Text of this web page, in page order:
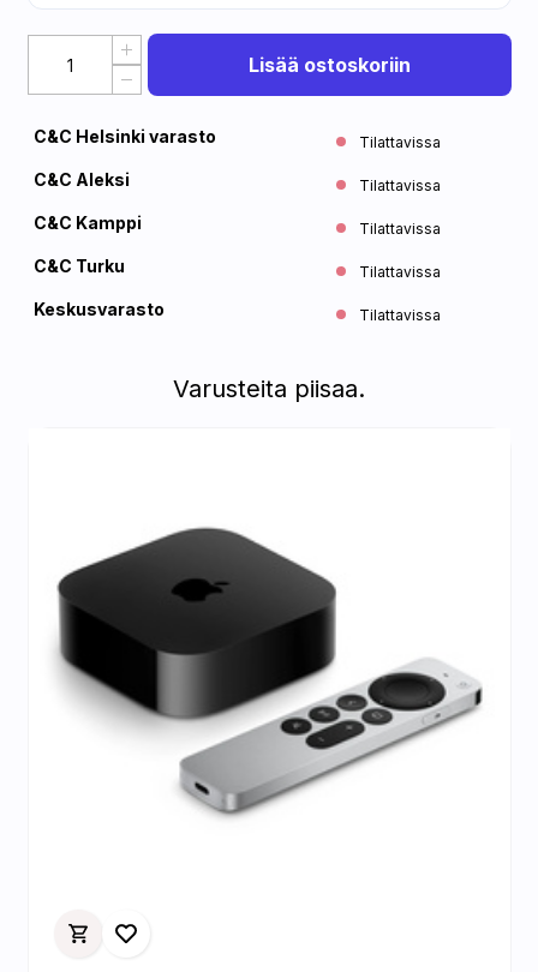
Lisää ostoskoriin
C&C Helsinki varasto Tilattavissa
C&C Aleksi Tilattavissa
C&C Kamppi Tilattavissa
C&C Turku Tilattavissa
Keskusvarasto Tilattavissa
Varusteita piisaa.